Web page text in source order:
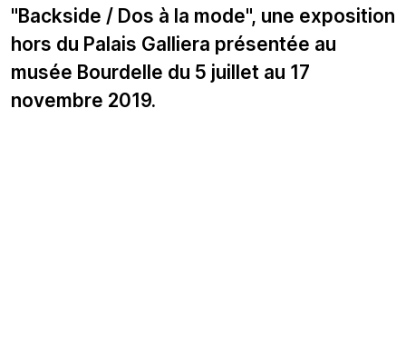
"Backside / Dos à la mode", une exposition
hors du Palais Galliera présentée au
musée Bourdelle du 5 juillet au 17
novembre 2019.